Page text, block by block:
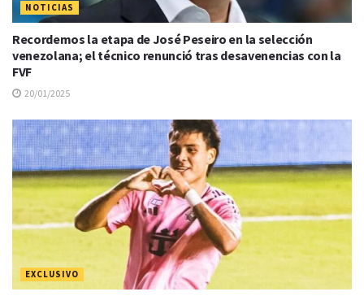
NOTICIAS
Recordemos la etapa de José Peseiro en la selección
venezolana; el técnico renunció tras desavenencias con la
FVF
20/01/2025
EXCLUSIVO